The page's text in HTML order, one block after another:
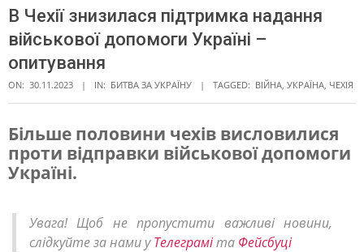
В Чехії знизилася підтримка надання
військової допомоги Україні –
опитування
ON: 30.11.2023 IN: БИТВА ЗА УКРАЇНУ TAGGED: ВІЙНА, УКРАЇНА, ЧЕХІЯ
В
Ч
е
Більше половини чехів висловилися
проти відправки військової допомоги
Україні.
Увага! Щоб не пропустити важливі новини,
слідкуйте за нами уТелеграміта Фейсбуці